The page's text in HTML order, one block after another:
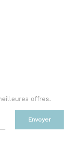
offres.
Envoyer